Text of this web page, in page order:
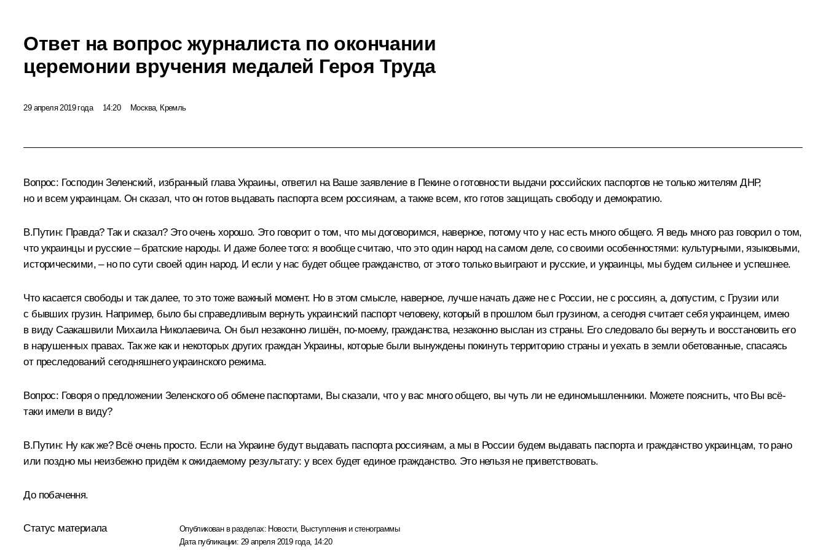
Ответ на вопрос журналиста по окончании
церемонии вручения медалей Героя Труда
29 апреля 2019 года 14:20 Москва, Кремль
Вопрос: Господин Зеленский, избранный глава Украины, ответил на Ваше заявление в Пекине о готовности выдачи российских паспортов не только жителям ДНР,
но и всем украинцам. Он сказал, что он готов выдавать паспорта всем россиянам, а также всем, кто готов защищать свободу и демократию.
В.Путин: Правда? Так и сказал? Это очень хорошо. Это говорит о том, что мы договоримся, наверное, потому что у нас есть много общего. Я ведь много раз говорил о том,
что украинцы и русские – братские народы. И даже более того: я вообще считаю, что это один народ на самом деле, со своими особенностями: культурными, языковыми,
историческими, – но по сути своей один народ. И если у нас будет общее гражданство, от этого только выиграют и русские, и украинцы, мы будем сильнее и успешнее.
Что касается свободы и так далее, то это тоже важный момент. Но в этом смысле, наверное, лучше начать даже не с России, не с россиян, а, допустим, с Грузии или
с бывших грузин. Например, было бы справедливым вернуть украинский паспорт человеку, который в прошлом был грузином, а сегодня считает себя украинцем, имею
в виду Саакашвили Михаила Николаевича. Он был незаконно лишён, по-моему, гражданства, незаконно выслан из страны. Его следовало бы вернуть и восстановить его
в нарушенных правах. Так же как и некоторых других граждан Украины, которые были вынуждены покинуть территорию страны и уехать в земли обетованные, спасаясь
от преследований сегодняшнего украинского режима.
Вопрос: Говоря о предложении Зеленского об обмене паспортами, Вы сказали, что у вас много общего, вы чуть ли не единомышленники. Можете пояснить, что Вы всё-
таки имели в виду?
В.Путин: Ну как же? Всё очень просто. Если на Украине будут выдавать паспорта россиянам, а мы в России будем выдавать паспорта и гражданство украинцам, то рано
или поздно мы неизбежно придём к ожидаемому результату: у всех будет единое гражданство. Это нельзя не приветствовать.
До побачення.
Статус материала Опубликован в разделах: Новости, Выступления и стенограммы
Дата публикации: 29 апреля 2019 года, 14:20